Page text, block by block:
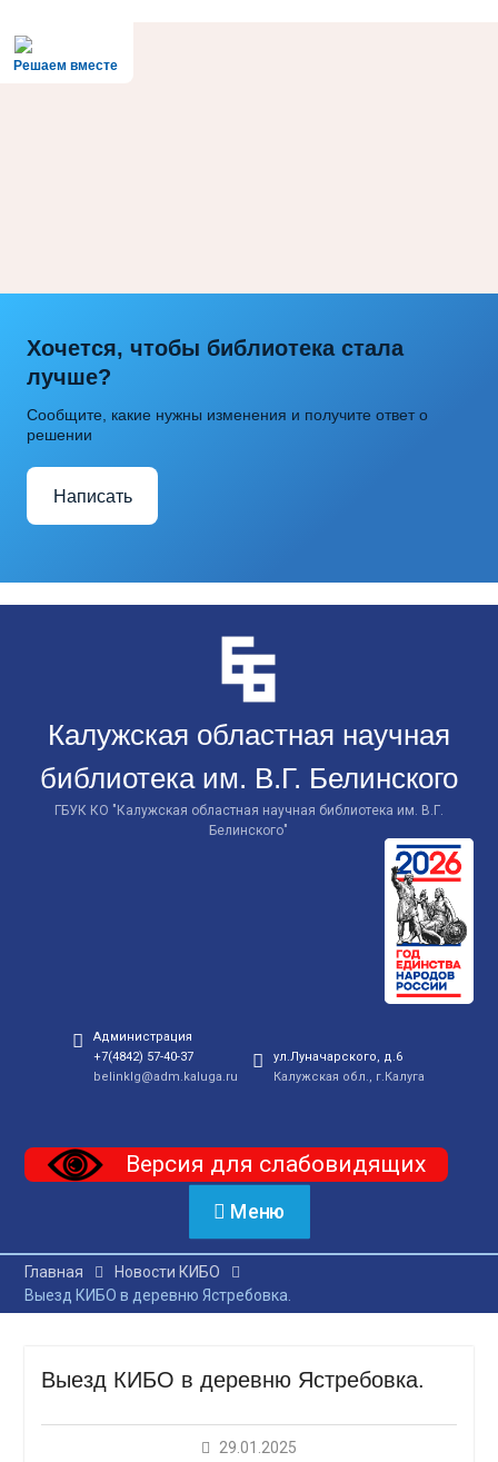
Решаем вместе
Хочется, чтобы библиотека стала
лучше?
Сообщите, какие нужны изменения и получите ответ о
решении
Написать
Калужская областная научная
библиотека им. В.Г. Белинского
ГБУК КО "Калужская областная научная библиотека им. В.Г.
Белинского"
Администрация
+7(4842) 57-40-37
belinklg@adm.kaluga.ru
ул.Луначарского, д.6
Калужская обл., г.Калуга
Версия для слабовидящих
Меню
Главная
Новости КИБО
Выезд КИБО в деревню Ястребовка.
Выезд КИБО в деревню Ястребовка.
29.01.2025